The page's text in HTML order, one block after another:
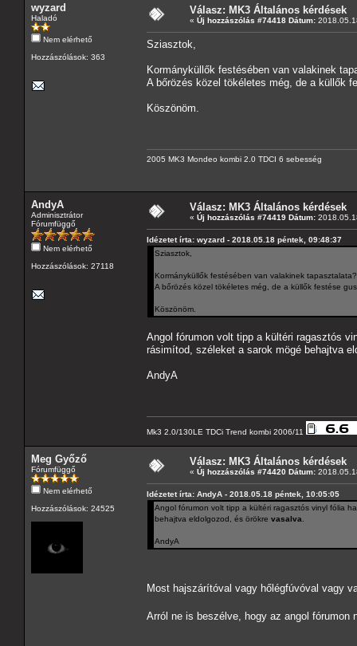
wyzard
Haladó
Nem elérhető
Hozzászólások: 363
Válasz: MK3 Általános kérdések
« Új hozzászólás #74418 Dátum:
Sziasztok,
Kormányküllők festésében van valakinek
A bőrözés közel tökéletes még, de a küllők
Köszönöm.
2005 MK3 Mondeo kombi 2.0 TDCI 6 sebesség
AndyA
Adminisztrátor
Fórumfüggő
Nem elérhető
Hozzászólások: 27118
Válasz: MK3 Általános kérdések
« Új hozzászólás #74419 Dátum:
Idézetet írta: wyzard - 2018.05.18 péntek, 09:48:37
Sziasztok,
Kormányküllők festésében van valakinek
A bőrözés közel tökéletes még, de a küllők festése
Köszönöm.
Angol fórumon volt tipp a kültéri ragasztós
rásimítod, széleket a sarok mögé behajtva
AndyA
Mk3 2.0/130LE TDCi Trend kombi 2006/11
Meg Győző
Fórumfüggő
Nem elérhető
Hozzászólások: 24525
Válasz: MK3 Általános kérdések
« Új hozzászólás #74420 Dátum:
Idézetet írta: AndyA - 2018.05.18 péntek, 10:05:05
Angol fórumon volt tipp a kültéri ragasztós vinyl fólia
behajtva eldolgozod, és örökre vasalva
AndyA
Most hajszárítóval vagy hőlégfúvóval vagy
Arról ne is beszélve, hogy az angol